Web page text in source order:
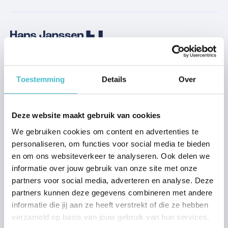
Toestemming Details Over
Deze website maakt gebruik van cookies
We gebruiken cookies om content en advertenties te
personaliseren, om functies voor social media te bieden
en om ons websiteverkeer te analyseren. Ook delen we
informatie over jouw gebruik van onze site met onze
partners voor social media, adverteren en analyse. Deze
partners kunnen deze gegevens combineren met andere
informatie die jij aan ze heeft verstrekt of die ze hebben
verzameld op basis van jouw gebruik van hun services.
Woning kopen Nijmegen
Woning kopen Beuningen
Stap voor stap verkopen
Verkoopadvies
Waardebepaling
Stille verkoop